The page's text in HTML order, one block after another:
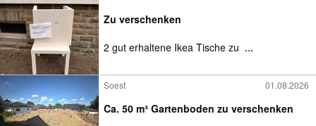
Zu verschenken
2 gut erhaltene Ikea Tische zu ...
Soest 01.08.2026
Ca. 50 m³ Gartenboden zu verschenken